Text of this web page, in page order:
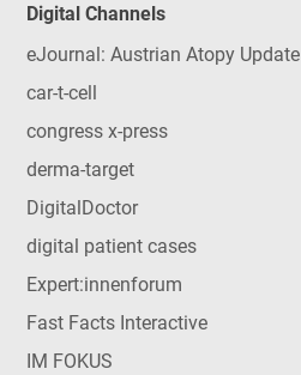
Digital Channels
eJournal: Austrian Atopy Update
car-t-cell
congress x-press
derma-target
DigitalDoctor
digital patient cases
Expert:innenforum
Fast Facts Interactive
IM FOKUS